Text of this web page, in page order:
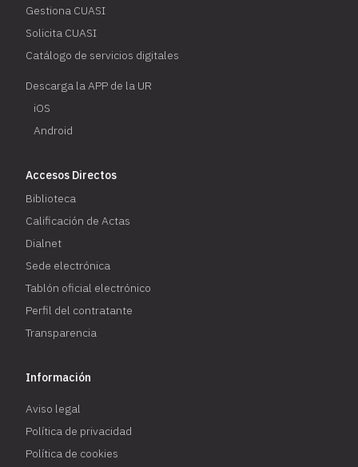
Gestiona CUASI
Solicita CUASI
Catálogo de servicios digitales
Descarga la APP de la UR
iOS
Android
Accesos Directos
Biblioteca
Calificación de Actas
Dialnet
Sede electrónica
Tablón oficial electrónico
Perfil del contratante
Transparencia
Información
Aviso legal
Política de privacidad
Política de cookies